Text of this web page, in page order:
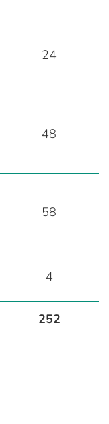
24
48
58
4
252